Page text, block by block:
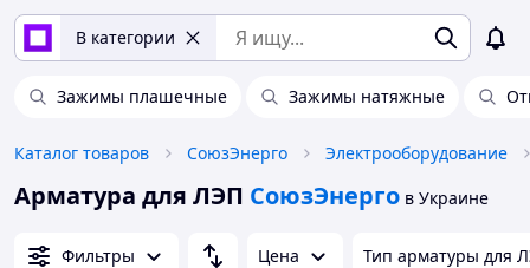
В категории
Зажимы плашечные Зажимы натяжные
Каталог товаров СоюзЭнерго Электрооборудование
Арматура для ЛЭП СоюзЭнерго в Украине
Фильтры Цена Тип арматуры для